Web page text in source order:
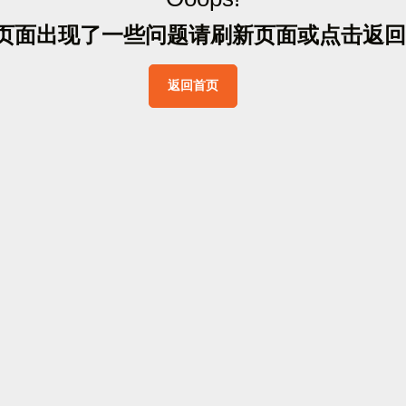
面出现了一些问题请刷新页面或点击返 回
返回首页